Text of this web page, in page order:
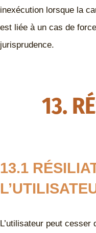
inexécution lorsque la
est liée à un cas de
jurisprudence.
13.
13.1
L’utilisateur peut cesser